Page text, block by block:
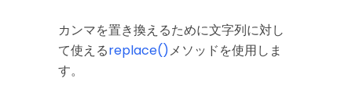
カンマを置き換えるために文字列に対し
て使えるreplace()メソッドを使用しま
す。